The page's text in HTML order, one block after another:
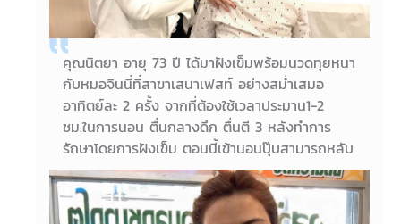
คุณนิตยา อายุ 73 ปี ได้มาฝังเข็มพร้อมนวดทุยหนา
กับหมอจินนี่ที่สาขาเสนาเฟสท์ อย่างสม่ำเสมอ
อาทิตย์ละ 2 ครั้ง จากที่ต้องใช้เวลาประมาน1-2
ชม.ในการนอน ตื่นกลางดึก ตื่นตี 3 หลังทำการ
รักษาโดยการฝังเข็ม ตอนนี้เข้านอนปุ๊บสามารถหลับ
ได้ทันที ไม่ตื่นกลางดึก และเรื่องท้องผูกจากปกติไม่
ได้เข้าห้องน้ำทุกวัน ตอนนี้ได้ถ่ายทุกวันรู้สึกสบายตัว
ขึ้นค่ะ